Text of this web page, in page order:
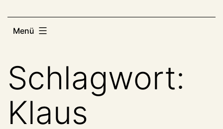
Menü
Schlagwort:
Klaus